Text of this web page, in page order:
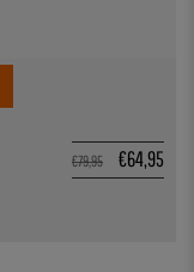
€79,95 €64,95